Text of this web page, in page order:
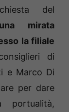
del
una mirata
la filiale
di
e Marco Di
per dare
portualità,